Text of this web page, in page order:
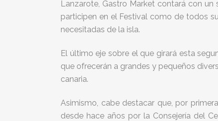
Lanzarote, Gastro Market contará con
participen en el Festival como de todos
necesitadas de la isla.
El último eje sobre el que girará esta
que ofrecerán a grandes y pequeños
canaria.
Asimismo, cabe destacar que, por
desde hace años por la Consejería del